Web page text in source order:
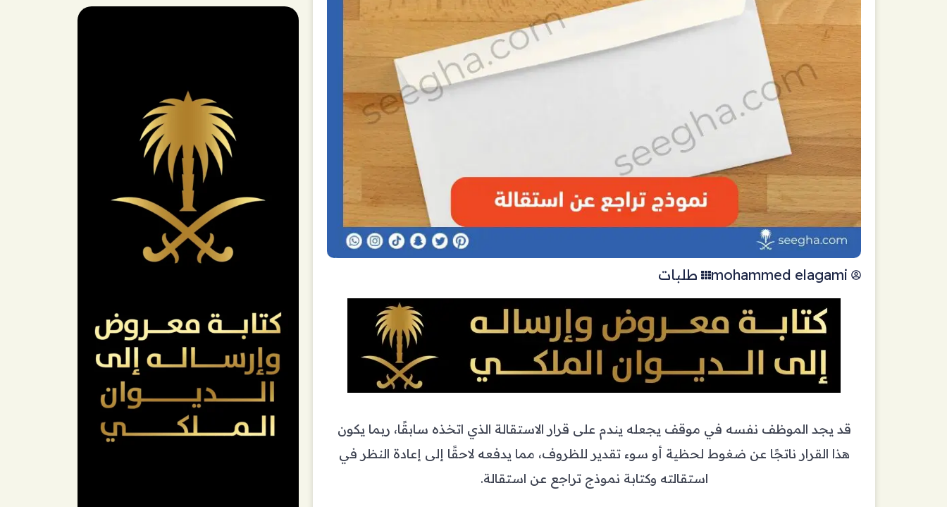
mohammed elagami طلبات
قد يجد الموظف نفسه في موقف يجعله يندم على قرار الاستقالة الذي اتخذه سابقًا، ربما يكون
هذا القرار ناتجًا عن ضغوط لحظية أو سوء تقدير للظروف، مما يدفعه لاحقًا إلى إعادة النظر في
استقالته وكتابة نموذج تراجع عن استقالة.